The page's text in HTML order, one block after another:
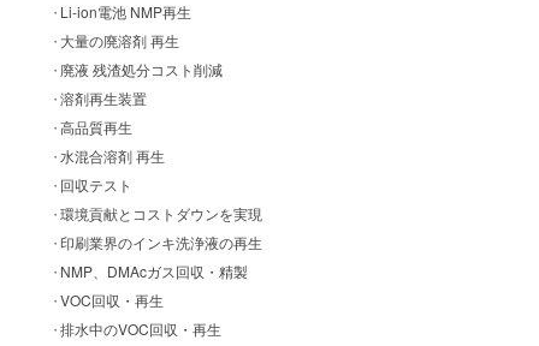
Li-ion電池 NMP再生
大量の廃溶剤 再生
廃液 残渣処分コスト削減
溶剤再生装置
高品質再生
水混合溶剤 再生
回収テスト
環境貢献とコストダウンを実現
印刷業界のインキ洗浄液の再生
NMP、DMAcガス回収・精製
VOC回収・再生
排水中のVOC回収・再生